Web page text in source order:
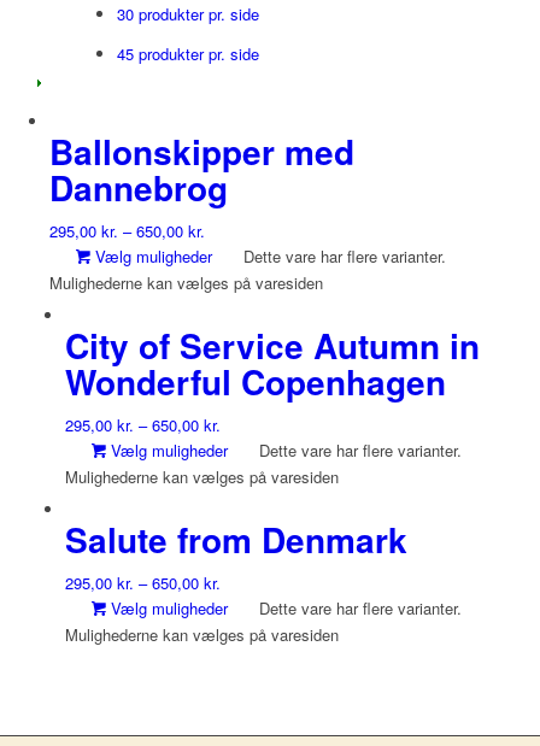
30 produkter pr. side
45 produkter pr. side
Ballonskipper med
Dannebrog
295,00 kr. –650,00 kr.
Vælg muligheder
Dette vare har flere varianter.
Mulighederne kan vælges på varesiden
City of Service Autumn in
Wonderful Copenhagen
295,00 kr. –650,00 kr.
Vælg muligheder
Dette vare har flere varianter.
Mulighederne kan vælges på varesiden
Salute from Denmark
295,00 kr. –650,00 kr.
Vælg muligheder
Dette vare har flere varianter.
Mulighederne kan vælges på varesiden